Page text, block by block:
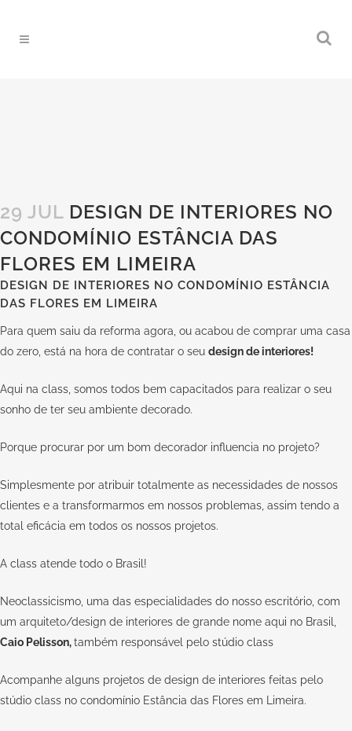
29 JUL DESIGN DE INTERIORES NO
CONDOMÍNIO ESTÂNCIA DAS
FLORES EM LIMEIRA
DESIGN DE INTERIORES NO CONDOMÍNIO ESTÂNCIA
DAS FLORES EM LIMEIRA
Para quem saiu da reforma agora, ou acabou de comprar uma casa
do zero, está na hora de contratar o seu design de interiores!
Aqui na class , somos todos bem capacitados para realizar o seu
sonho de ter seu ambiente decorado.
Porque procurar por um bom decorador influencia no projeto?
Simplesmente por atribuir totalmente as necessidades de nossos
clientes e a transformarmos em nossos problemas, assim tendo a
total eficácia em todos os nossos projetos.
A class atende todo o Brasil!
Neoclassicismo, uma das especialidades do nosso escritório, com
um arquiteto/design de interiores de grande nome aqui no Brasil,
Caio Pelisson,também responsável pelo stúdio class
Acompanhe alguns projetos de design de interiores feitas pelo
stúdio class no condomínio Estância das Flores em Limeira.